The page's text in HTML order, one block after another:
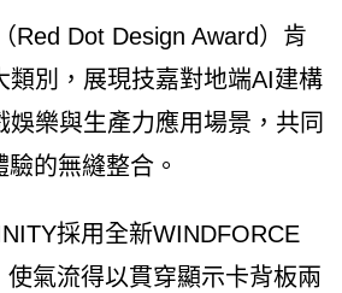
Red Dot Design Award）肯
別，展現技嘉對地端AI建構
樂與生產力應用場景，共同
的無縫整合。
採用全新WINDFORCE
氣流得以貫穿顯示卡背板兩